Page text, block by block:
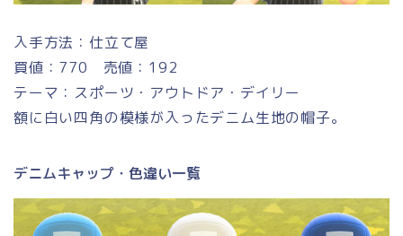
入手方法：仕立て屋
買値：770 売値：192
テーマ：スポーツ・アウトドア・デイリー
額に白い四角の模様が入ったデニム生地の帽子。
デニムキャップ・色違い一覧